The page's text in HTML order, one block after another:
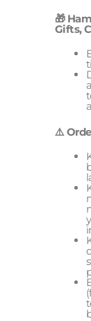
🎁
Gifts,
⚠️